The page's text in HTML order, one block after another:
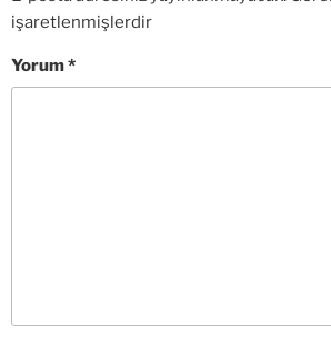
işaretlenmişlerdir
Yorum*